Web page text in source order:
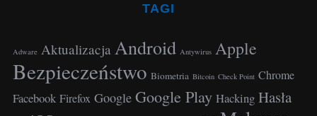
TAGI
Adware Aktualizacja Android Antywirus Apple
Bezpieczeństwo Biometria Bitcoin Check Point Chrome
Facebook Firefox Google Google Play Hacking Hasła